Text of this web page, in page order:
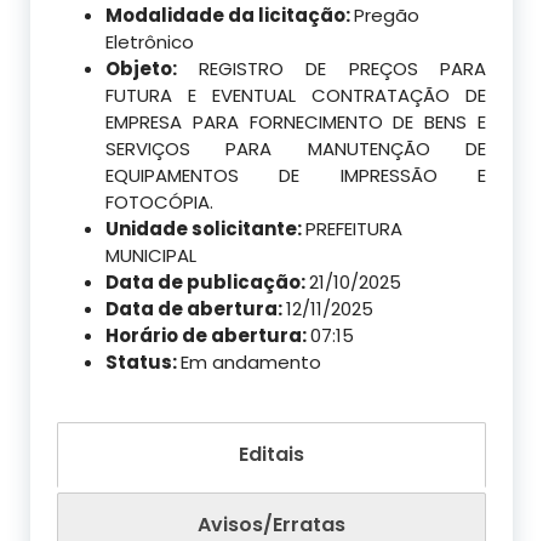
Modalidade da licitação:Pregão
Eletrônico
Objeto: REGISTRO DE PREÇOS PARA
FUTURA E EVENTUAL CONTRATAÇÃO DE
EMPRESA PARA FORNECIMENTO DE BENS E
SERVIÇOS PARA MANUTENÇÃO DE
EQUIPAMENTOS DE IMPRESSÃO E
FOTOCÓPIA.
Unidade solicitante:PREFEITURA
MUNICIPAL
Data de publicação:21/10/2025
Data de abertura:12/11/2025
Horário de abertura:07:15
Status:Em andamento
Editais
Avisos/Erratas